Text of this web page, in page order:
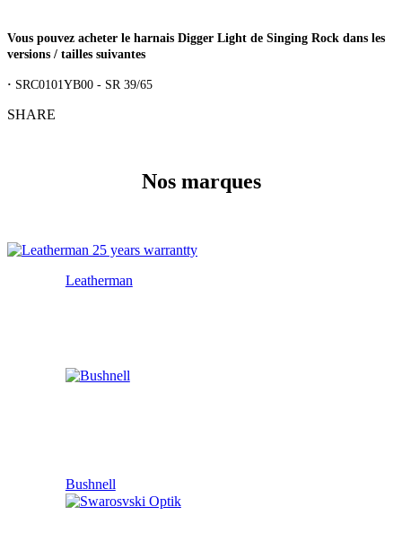
Vous pouvez acheter le harnais Digger Light de Singing Rock dans les
versions / tailles suivantes
· SRC0101YB00 - SR 39/65
SHARE
Nos marques
Leatherman
Bushnell